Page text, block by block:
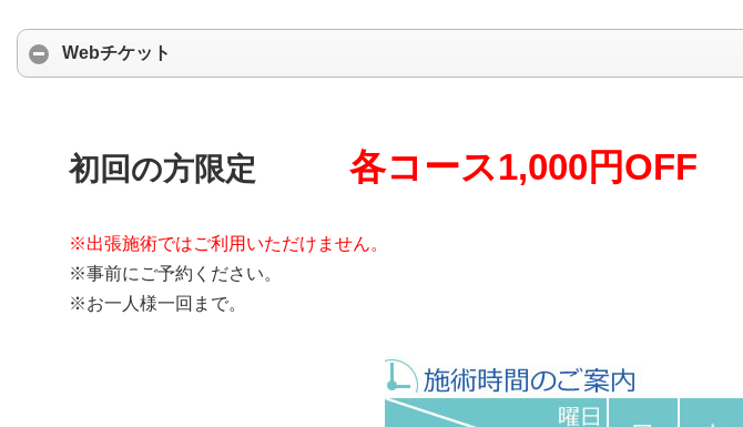
Webチケット
初回の方限定 各コース1,000円OFF
※出張施術ではご利用いただけません。
※事前にご予約ください。
※お一人様一回まで。